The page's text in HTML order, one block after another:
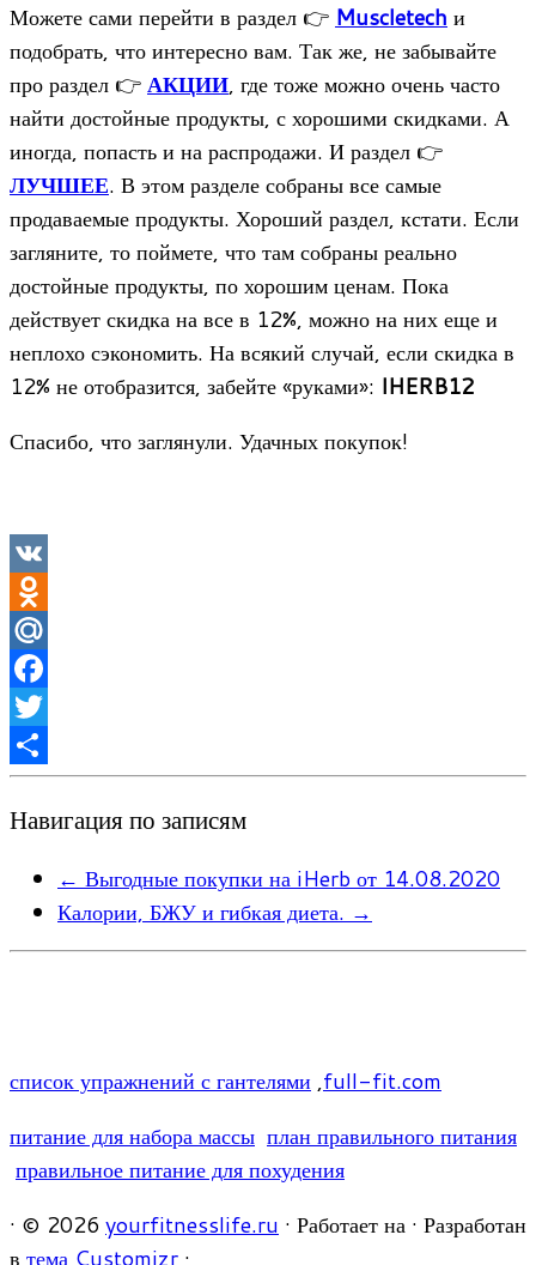
Можете сами перейти в раздел 👉 Muscletech и
подобрать, что интересно вам. Так же, не забывайте
про раздел 👉АКЦИИ, где тоже можно очень часто
найти достойные продукты, с хорошими скидками. А
иногда, попасть и на распродажи. И раздел 👉
ЛУЧШЕЕ. В этом разделе собраны все самые
продаваемые продукты. Хороший раздел, кстати. Если
загляните, то поймете, что там собраны реально
достойные продукты, по хорошим ценам. Пока
действует скидка на все в 12%, можно на них еще и
неплохо сэкономить. На всякий случай, если скидка в
12% не отобразится, забейте «руками»: IHERB12
Спасибо, что заглянули. Удачных покупок!
VK
Odnoklassniki
Mail.Ru
Facebook
Twitter
Отправить
Навигация по записям
← Выгодные покупки на iHerb от 14.08.2020
Калории, БЖУ и гибкая диета. →
список упражнений с гантелями ,full-fit.com
питание для набора массы план правильного питания
правильное питание для похудения
· © 2026 yourfitnesslife.ru · Работает на · Разработан
в тема Customizr ·